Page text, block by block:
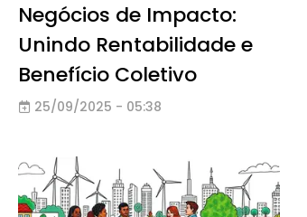
Negócios de Impacto:
Unindo Rentabilidade e
Benefício Coletivo
25/09/2025 - 05:38